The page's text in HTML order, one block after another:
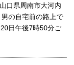
口県周南市大河内
の自宅前の路上で
日午後7時50分ご